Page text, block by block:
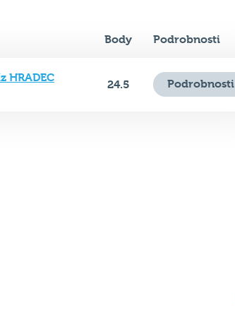
Body Podrobnosti
HRADEC
24.5 Podrobnosti